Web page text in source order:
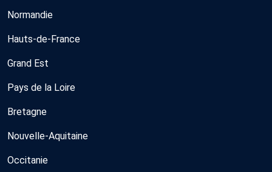
Normandie
Hauts-de-France
Grand Est
Pays de la Loire
Bretagne
Nouvelle-Aquitaine
Occitanie